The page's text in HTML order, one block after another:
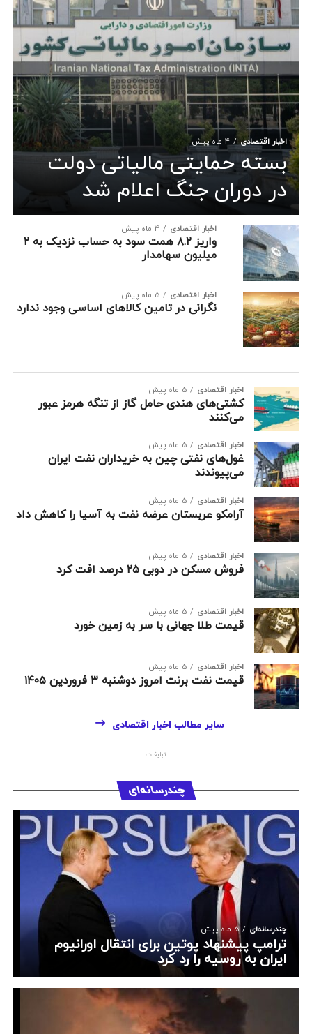
اخبار اقتصادی 4 ماه پیش
بسته حمایتی مالیاتی دولت
در دوران جنگ اعلام شد
اخبار اقتصادی 4 ماه پیش
واریز ۸.۲ همت سود به حساب نزدیک به ۲
میلیون سهامدار
اخبار اقتصادی 5 ماه پیش
نگرانی در تامین کالاهای اساسی وجود ندارد
اخبار اقتصادی 5 ماه پیش
کشتی‌های هندی حامل گاز از تنگه هرمز عبور
می‌کنند
اخبار اقتصادی 5 ماه پیش
غول‌های نفتی چین به خریداران نفت ایران
می‌پیوندند
اخبار اقتصادی 5 ماه پیش
آرامکو عربستان عرضه نفت به آسیا را کاهش داد
اخبار اقتصادی 5 ماه پیش
فروش مسکن در دوبی ۲۵ درصد افت کرد
اخبار اقتصادی 5 ماه پیش
قیمت طلا جهانی با سر به زمین خورد
اخبار اقتصادی 5 ماه پیش
قیمت نفت برنت امروز دوشنبه ۳ فروردین ۱۴۰۵
سایر مطالب اخبار اقتصادی
تبلیغات
چندرسانه‌ای
چندرسانه‌ای 5 ماه پیش
ترامپ پیشنهاد پوتین برای انتقال اورانیوم
ایران به روسیه را رد کرد